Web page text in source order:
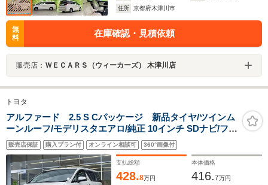
住所
京都府木津川市
無
料
在庫確認・見積依頼
販売店： ＷＥＣＡＲＳ（ウィーカーズ） 木津川店
トヨタ
アルファード 2.5 S Cパッケージ 新品タイヤ/ツインム
ーンルーフ/モデリスタエアロ/純正 10インチ SDナビ/フリ
ップダウンモニター 純正 12.8インチ/両側電動スライドド
ア/エアーシート 前席/シート フルレザー
販売店保証 購入プラン付 オンライン相談可 360°画像付
支払総額
428.8万円
本体価格
416.7万円